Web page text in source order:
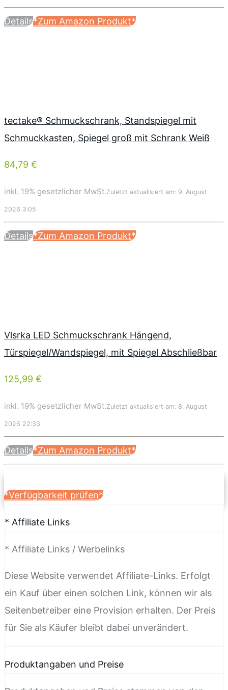
Details*Zum Amazon Produkt*
tectake® Schmuckschrank, Standspiegel mit
Schmuckkasten, Spiegel groß mit Schrank Weiß
84,79 €
inkl. 19% gesetzlicher MwSt.Zuletzt aktualisiert am: 9. August
2026 3:05
Details*Zum Amazon Produkt*
Vlsrka LED Schmuckschrank Hängend,
Türspiegel/Wandspiegel, mit Spiegel Abschließbar
125,99 €
inkl. 19% gesetzlicher MwSt.Zuletzt aktualisiert am: 8. August
2026 22:33
Details*Zum Amazon Produkt*
*Verfügbarkeit prüfen*
* Affiliate Links
* Affiliate Links / Werbelinks
Diese Website verwendet Affiliate-Links. Erfolgt
ein Kauf über einen solchen Link, können wir als
Seitenbetreiber eine Provision erhalten. Der Preis
für Sie als Käufer bleibt dabei unverändert.
Produktangaben und Preise